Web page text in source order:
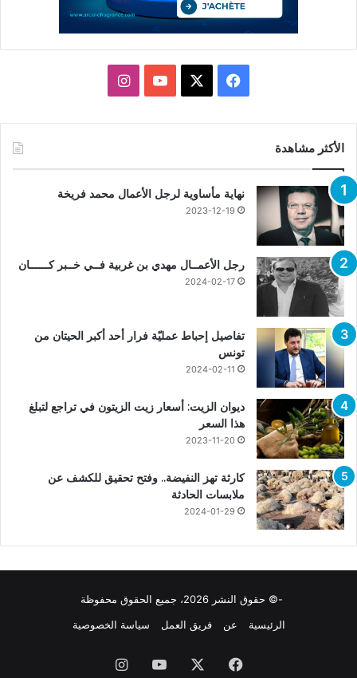
فيسبوك يوتيوبانستقرام
الأكثر مشاهدة
نهاية مأساوية لرجل الأعمال محمد فريخة
2023-12-19
رجل الأعمــال مهدي بن غربية فــي خــبر كــــــان
2024-02-17
تفاصيل إحباط عمليّة فرار أحد أكبر الحيتان من
تونس
2024-02-11
ديوان الزيت: أسعار زيت الزيتون في تراجع لتبلغ
هذا السعر
2023-11-20
كارثة تهز النفيضة.. وفتح تحقيق للكشف عن
ملابسات الحادثة
2024-01-29
-© حقوق النشر 2026، جميع الحقوق محفوظة
الرئيسية
عن فريق العمل سياسة الخصوصية
فيسبوك يوتيوبانستقرام